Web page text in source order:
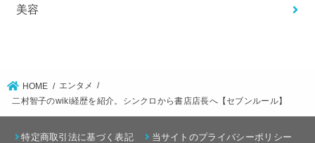
美容
HOME
エンタメ
二村智子のwiki経歴を紹介。シンクロから書店店長へ【セブンルール】
特定商取引法に基づく表記 当サイトのプライバシーポリシー